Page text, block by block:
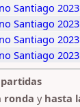
Santiago
Santiago
Santiago
Santiago
ronda y hasta